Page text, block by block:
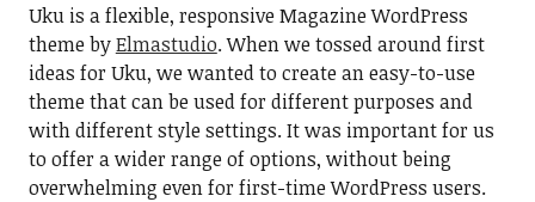
Uku is a flexible, responsive Magazine WordPress
theme byElmastudio. When we tossed around first
ideas for Uku, we wanted to create an easy-to-use
theme that can be used for different purposes and
with different style settings. It was important for us
to offer a wider range of options, without being
overwhelming even for first-time WordPress users.